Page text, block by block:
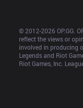
© 2012-2026 OP.GG.
reflect the views or
involved in producing
Legends and Riot
Riot Games, Inc.